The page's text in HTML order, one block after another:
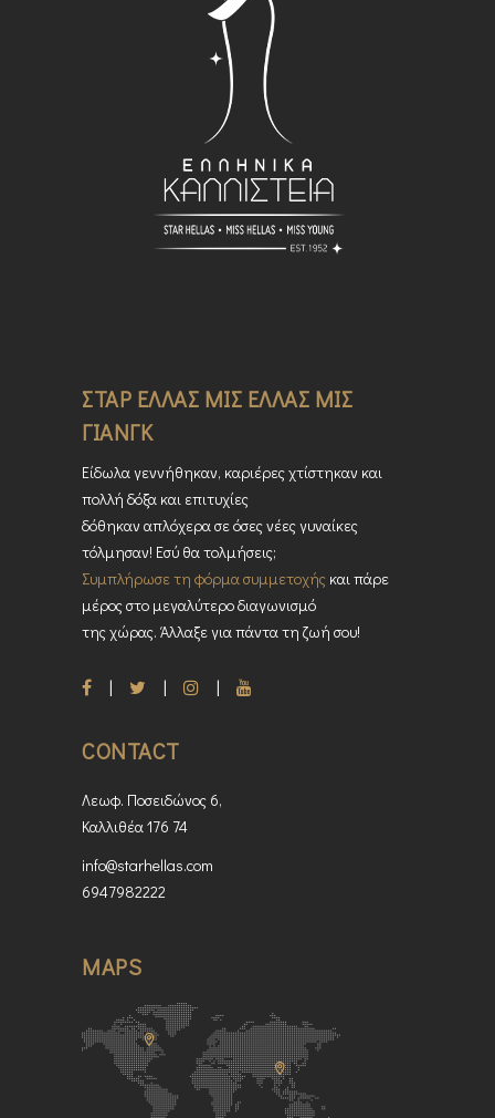
ΣΤΑΡ ΕΛΛΑΣ ΜΙΣ ΕΛΛΑΣ ΜΙΣ
ΓΙΑΝΓΚ
Είδωλα γεννήθηκαν, καριέρες χτίστηκαν και
πολλή δόξα και επιτυχίες
δόθηκαν απλόχερα σε όσες νέες γυναίκες
τόλμησαν! Εσύ θα τολμήσεις;
Συμπλήρωσε τη φόρμα συμμετοχής και πάρε
μέρος στο μεγαλύτερο διαγωνισμό
της χώρας. Άλλαξε για πάντα τη ζωή σου!
CONTACT
Λεωφ. Ποσειδώνος 6,
Καλλιθέα 176 74
info@starhellas.com
6947982222
MAPS